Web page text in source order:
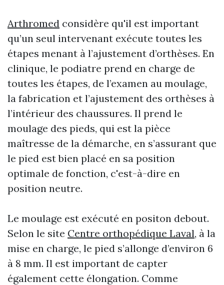
Arthromed considère qu'il est important
qu’un seul intervenant exécute toutes les
étapes menant à l’ajustement d’orthèses. En
clinique, le podiatre prend en charge de
toutes les étapes, de l’examen au moulage,
la fabrication et l’ajustement des orthèses à
l’intérieur des chaussures. Il prend le
moulage des pieds, qui est la pièce
maîtresse de la démarche, en s’assurant que
le pied est bien placé en sa position
optimale de fonction, c'est-à-dire en
position neutre.
Le moulage est exécuté en positon debout.
Selon le site Centre orthopédique Laval, à la
mise en charge, le pied s’allonge d’environ 6
à 8 mm. Il est important de capter
également cette élongation. Comme